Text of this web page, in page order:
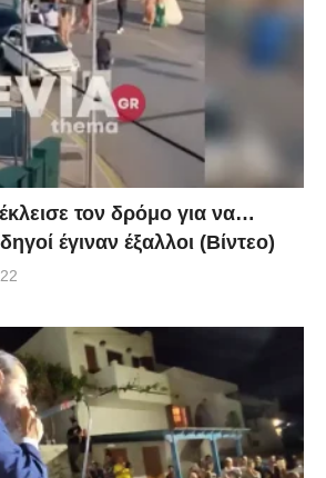
τον δρόμο για να…
έγιναν έξαλλοι (Βίντεο)